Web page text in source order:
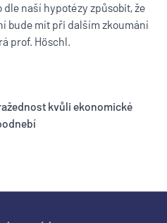
naší hypotézy způsobit, že
bude mít při dalším zkoumání
prof. Höschl.
kvůli ekonomické